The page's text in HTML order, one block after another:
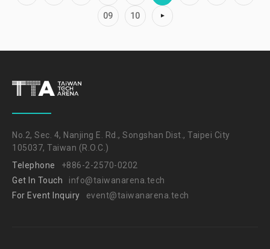
09 10
No.2, Sec. 4, Nanjing E. Rd., Songshan Dist., Taipei City
105037, Taiwan (R.O.C.)
Telephone
+886-2-2570-0202
Get In Touch
info@taiwanarena.tech
For Event Inquiry
event@taiwanarena.tech